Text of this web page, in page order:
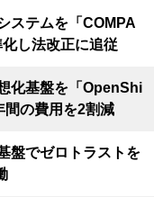
ステムを「COMPA
し法改正に追従
化基盤を「OpenShi
の費用を2割減
盤でゼロトラストを